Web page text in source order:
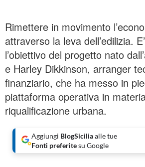
Rimettere in movimento
attraverso la leva dell’edilizia.
l’obiettivo del progetto nato
e Harley Dikkinson, arranger
finanziario, che ha messo in
piattaforma operativa in
riqualificazione urbana.
Aggiungi BlogSiciliaalle tue
Fonti preferitesu Google